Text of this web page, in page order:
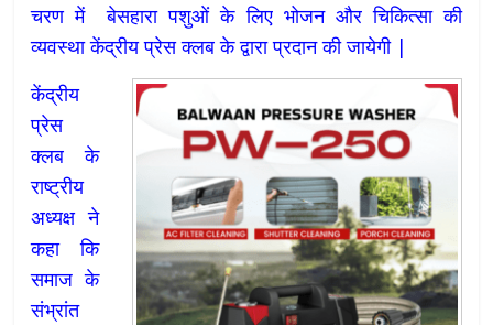
चरण में बेसहारा पशुओं के लिए भोजन और चिकित्सा की
व्यवस्था केंद्रीय प्रेस क्लब के द्वारा प्रदान की जायेगी |
केंद्रीय
प्रेस
क्लब के
राष्ट्रीय
अध्यक्ष ने
कहा कि
समाज के
संभ्रांत